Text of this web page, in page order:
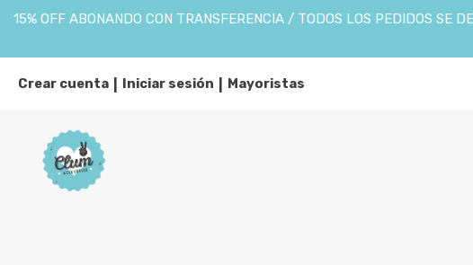
15% OFF ABONANDO CON TRANSFERENCIA / TODOS LOS PEDIDOS SE
Crear cuenta Iniciar sesión Mayoristas